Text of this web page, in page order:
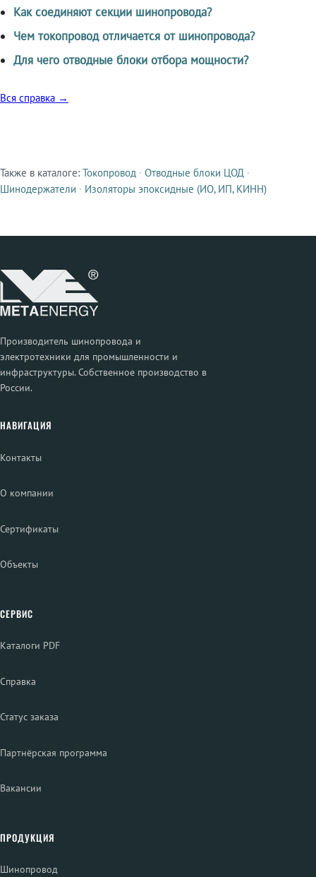
Как соединяют секции шинопровода?
Чем токопровод отличается от шинопровода?
Для чего отводные блоки отбора мощности?
Вся справка →
Смежные продукты
Также в каталоге: Токопровод · Отводные блоки ЦОД ·
Шинодержатели · Изоляторы эпоксидные (ИО, ИП, КИНН)
Производитель шинопровода и
электротехники для промышленности и
инфраструктуры. Собственное производство в
России.
НАВИГАЦИЯ
Контакты
О компании
Сертификаты
Объекты
СЕРВИС
Каталоги PDF
Справка
Статус заказа
Партнёрская программа
Вакансии
ПРОДУКЦИЯ
Шинопровод